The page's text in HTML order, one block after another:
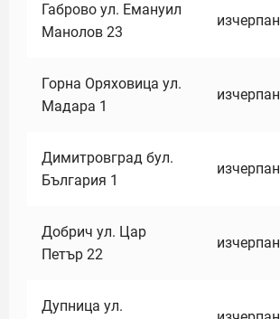
Габрово ул. Емануил
Манолов 23
изчерпан
Горна Оряховица ул.
Мадара 1
изчерпан
Димитровград бул.
България 1
изчерпан
Добрич ул. Цар
Петър 22
изчерпан
Дупница ул.